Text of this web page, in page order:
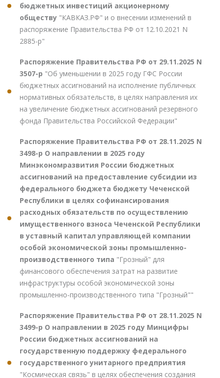
бюджетных инвестиций акционерному
обществу "КАВКАЗ.РФ" и о внесении изменений в
распоряжение Правительства РФ от 12.10.2021 N
2885-р"
Распоряжение Правительства РФ от 29.11.2025 N
3507-р "Об уменьшении в 2025 году ГФС России
бюджетных ассигнований на исполнение публичных
нормативных обязательств, в целях направления их
на увеличение бюджетных ассигнований резервного
фонда Правительства Российской Федерации"
Распоряжение Правительства РФ от 28.11.2025 N
3498-р О направлении в 2025 году
Минэкономразвития России бюджетных
ассигнований на предоставление субсидии из
федерального бюджета бюджету Чеченской
Республики в целях софинансирования
расходных обязательств по осуществлению
имущественного взноса Чеченской Республики
в уставный капитал управляющей компании
особой экономической зоны промышленно-
производственного типа "Грозный" для
финансового обеспечения затрат на развитие
инфраструктуры особой экономической зоны
промышленно-производственного типа "Грозный""
Распоряжение Правительства РФ от 28.11.2025 N
3499-р О направлении в 2025 году Минцифры
России бюджетных ассигнований на
государственную поддержку федерального
государственного унитарного предприятия
"Космическая связь" в целях обеспечения создания